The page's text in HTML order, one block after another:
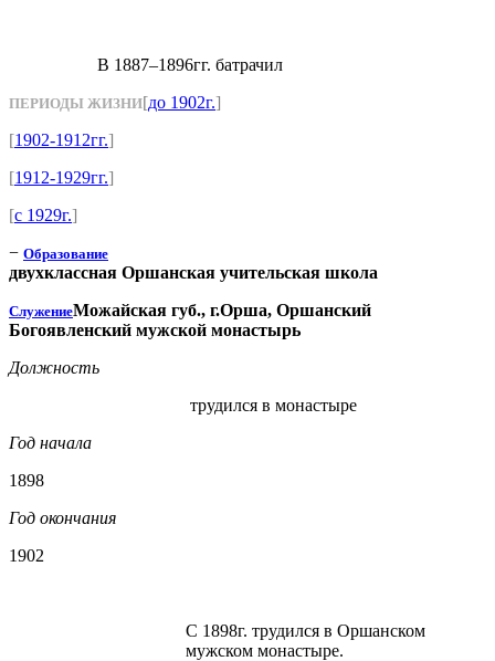
В 1887–1896гг. батрачил
ПЕРИОДЫ ЖИЗНИ[до 1902г.]
[1902-1912гг.]
[1912-1929гг.]
[с 1929г.]
− Образование
двухклассная Оршанская учительская школа
СлужениеМожайская губ., г.Орша, Оршанский
Богоявленский мужской монастырь
Должность
трудился в монастыре
Год начала
1898
Год окончания
1902
С 1898г. трудился в Оршанском
мужском монастыре.